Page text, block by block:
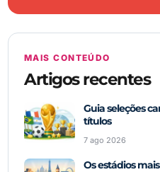
MAIS CONTEÚDO
Artigos recentes
Guia seleções
títulos
7 ago 2026
Os estádios